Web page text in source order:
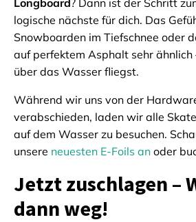
logische nächste für dich. Das
Snowboarden im Tiefschnee oder
auf perfektem Asphalt sehr ähnlich
über das Wasser fliegst.
Während wir uns von der
verabschieden, laden wir alle
auf dem Wasser zu besuchen.
unsere neuesten E-Foils an oder
Jetzt zuschlagen –
dann weg!